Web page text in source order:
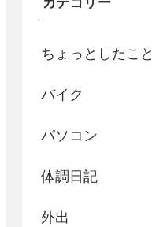
ちょっとしたこと
バイク
パソコン
体調日記
外出